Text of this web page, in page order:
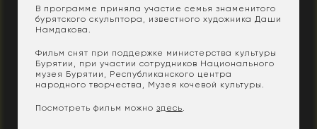
В программе приняла участие семья знаменитого
бурятского скульптора, известного художника Даши
Намдакова.
Фильм снят при поддержке министерства культуры
Бурятии, при участии сотрудников Национального
музея Бурятии, Республиканского центра
народного творчества, Музея кочевой культуры.
Посмотреть фильм можно здесь